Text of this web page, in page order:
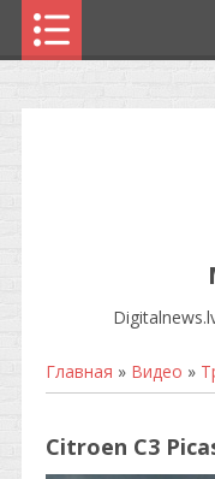
Главная » Видео »
Citroen C3